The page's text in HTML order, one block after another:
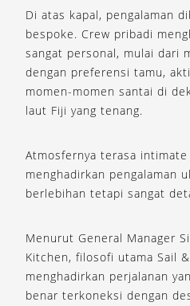
Di atas kapal, pengalaman
bespoke. Crew pribadi
sangat personal, mulai dari
dengan preferensi tamu,
momen-momen santai di
laut Fiji yang tenang.
Atmosfernya terasa
menghadirkan pengalaman
berlebihan tetapi sangat
Menurut General Manager
Kitchen, filosofi utama Sail
menghadirkan perjalanan
benar terkoneksi dengan